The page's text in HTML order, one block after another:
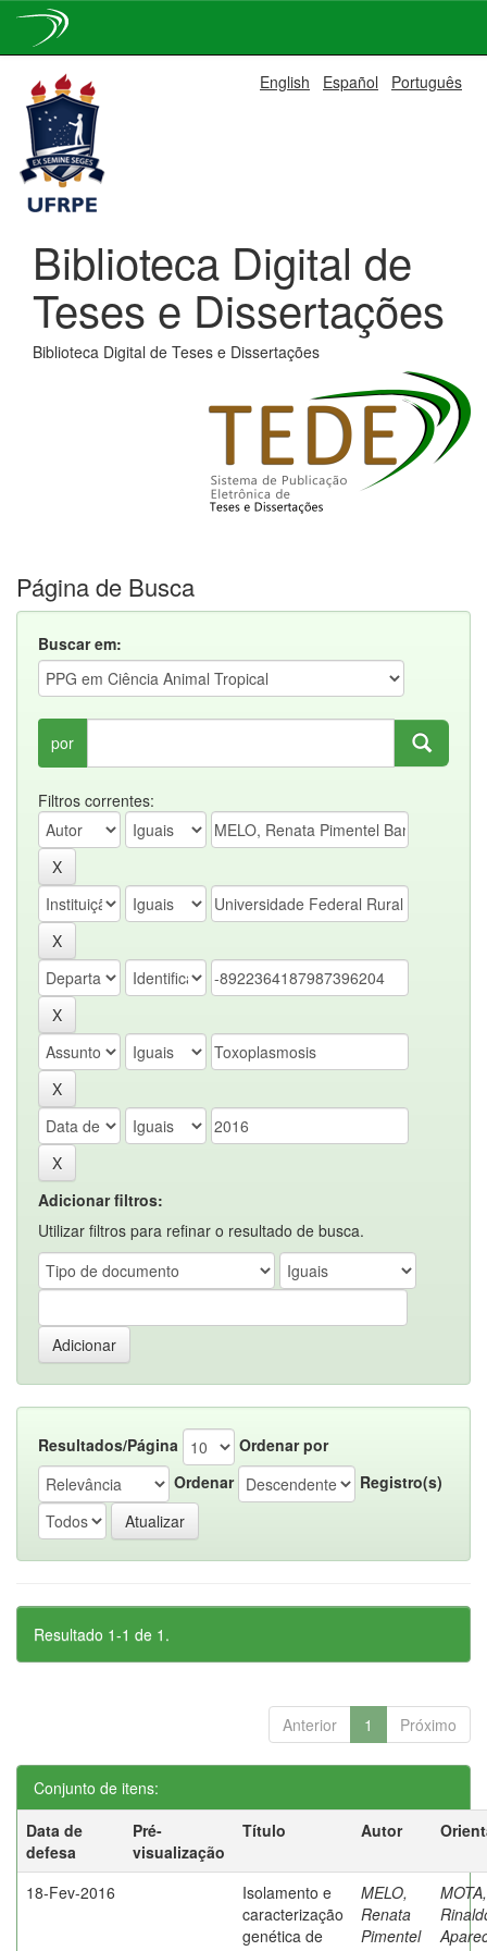
navigation
English Español Português
Biblioteca Digital de
Teses e Dissertações
Biblioteca Digital de Teses e Dissertações
Página de Busca
Buscar em:
por
Filtros correntes:
Adicionar filtros:
Utilizar filtros para refinar o resultado de busca.
Resultados/Página
Ordenar por
Ordenar
Registro(s)
Resultado 1-1 de 1.
Anterior 1 Próximo
Conjunto de itens:
Data de
defesa
Pré-
visualização
Título Autor
18-Fev-2016
Isolamento e
caracterização
genética de
MELO,
Renata
Pimentel
MOTA,